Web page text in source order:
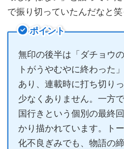
で振り切っていたんだなと笑
ポイント
無印の後半は「ダチョウ
トがうやむやに終わった
あり、連載時に打ち切り
少なくありません。一方
国行きという個別の最終
かり描かれています。ト
化不良ぎみでも、物語の